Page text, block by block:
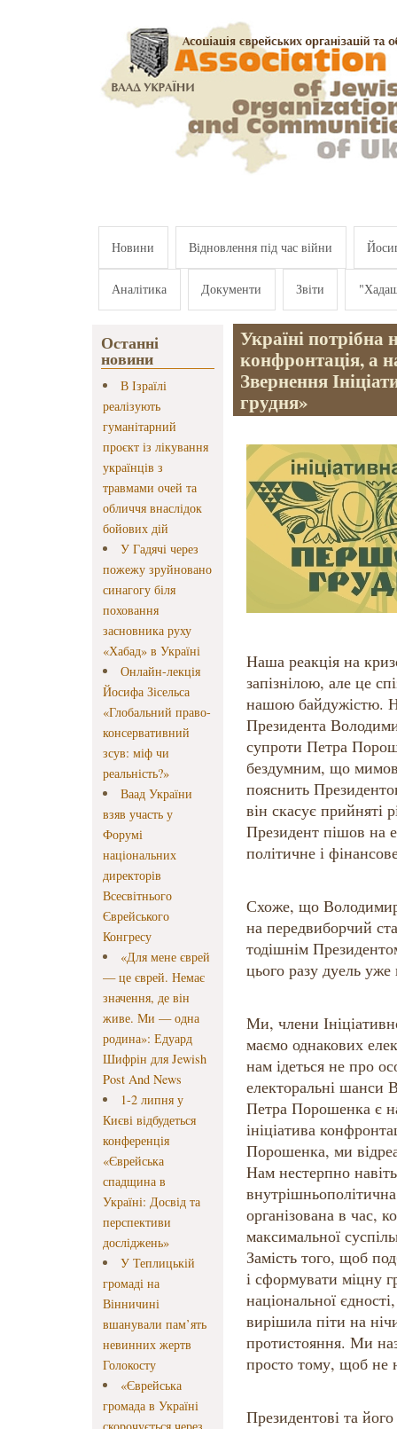
Новини Відновлення під час війни
Аналітика Документи Звіти
Останні
новини
В Ізраїлі
реалізують
гуманітарний
проєкт із лікування
українців з
травмами очей та
обличчя внаслідок
бойових дій
У Гадячі через
пожежу зруйновано
синагогу біля
поховання
засновника руху
«Хабад» в Україні
Онлайн-лекція
Йосифа Зісельса
«Глобальний право-
консервативний
зсув: міф чи
реальність?»
Ваад України
взяв участь у
Форумі
національних
директорів
Всесвітнього
Єврейського
Конгресу
«Для мене єврей
— це єврей. Немає
значення, де він
живе. Ми — одна
родина»: Едуард
Шифрін для Jewish
Post And News
1-2 липня у
Києві відбудеться
конференція
«Єврейська
спадщина в
Україні: Досвід та
перспективи
досліджень»
У Теплицькій
громаді на
Вінничині
вшанували пам’ять
невинних жертв
Голокосту
«Єврейська
громада в Україні
Україні потрібна
конфронтація, а
Звернення
грудня»
Наша реакція на
запізнілою, але це
нашою байдужістю.
Президента
супроти Петра
бездумним, що
пояснить
він скасує прийняті
Президент пішов на
політичне і
Схоже, що
на передвиборчий
тодішнім
цього разу дуель
Ми, члени
маємо однакових
нам ідеться не про
електоральні шанси
Петра Порошенка є
ініціатива
Порошенка, ми
Нам нестерпно
організована в час,
максимальної
Замість того, щоб
і сформувати міцну
національної
вирішила піти на
протистояння. Ми
просто тому, щоб не
Президентові та